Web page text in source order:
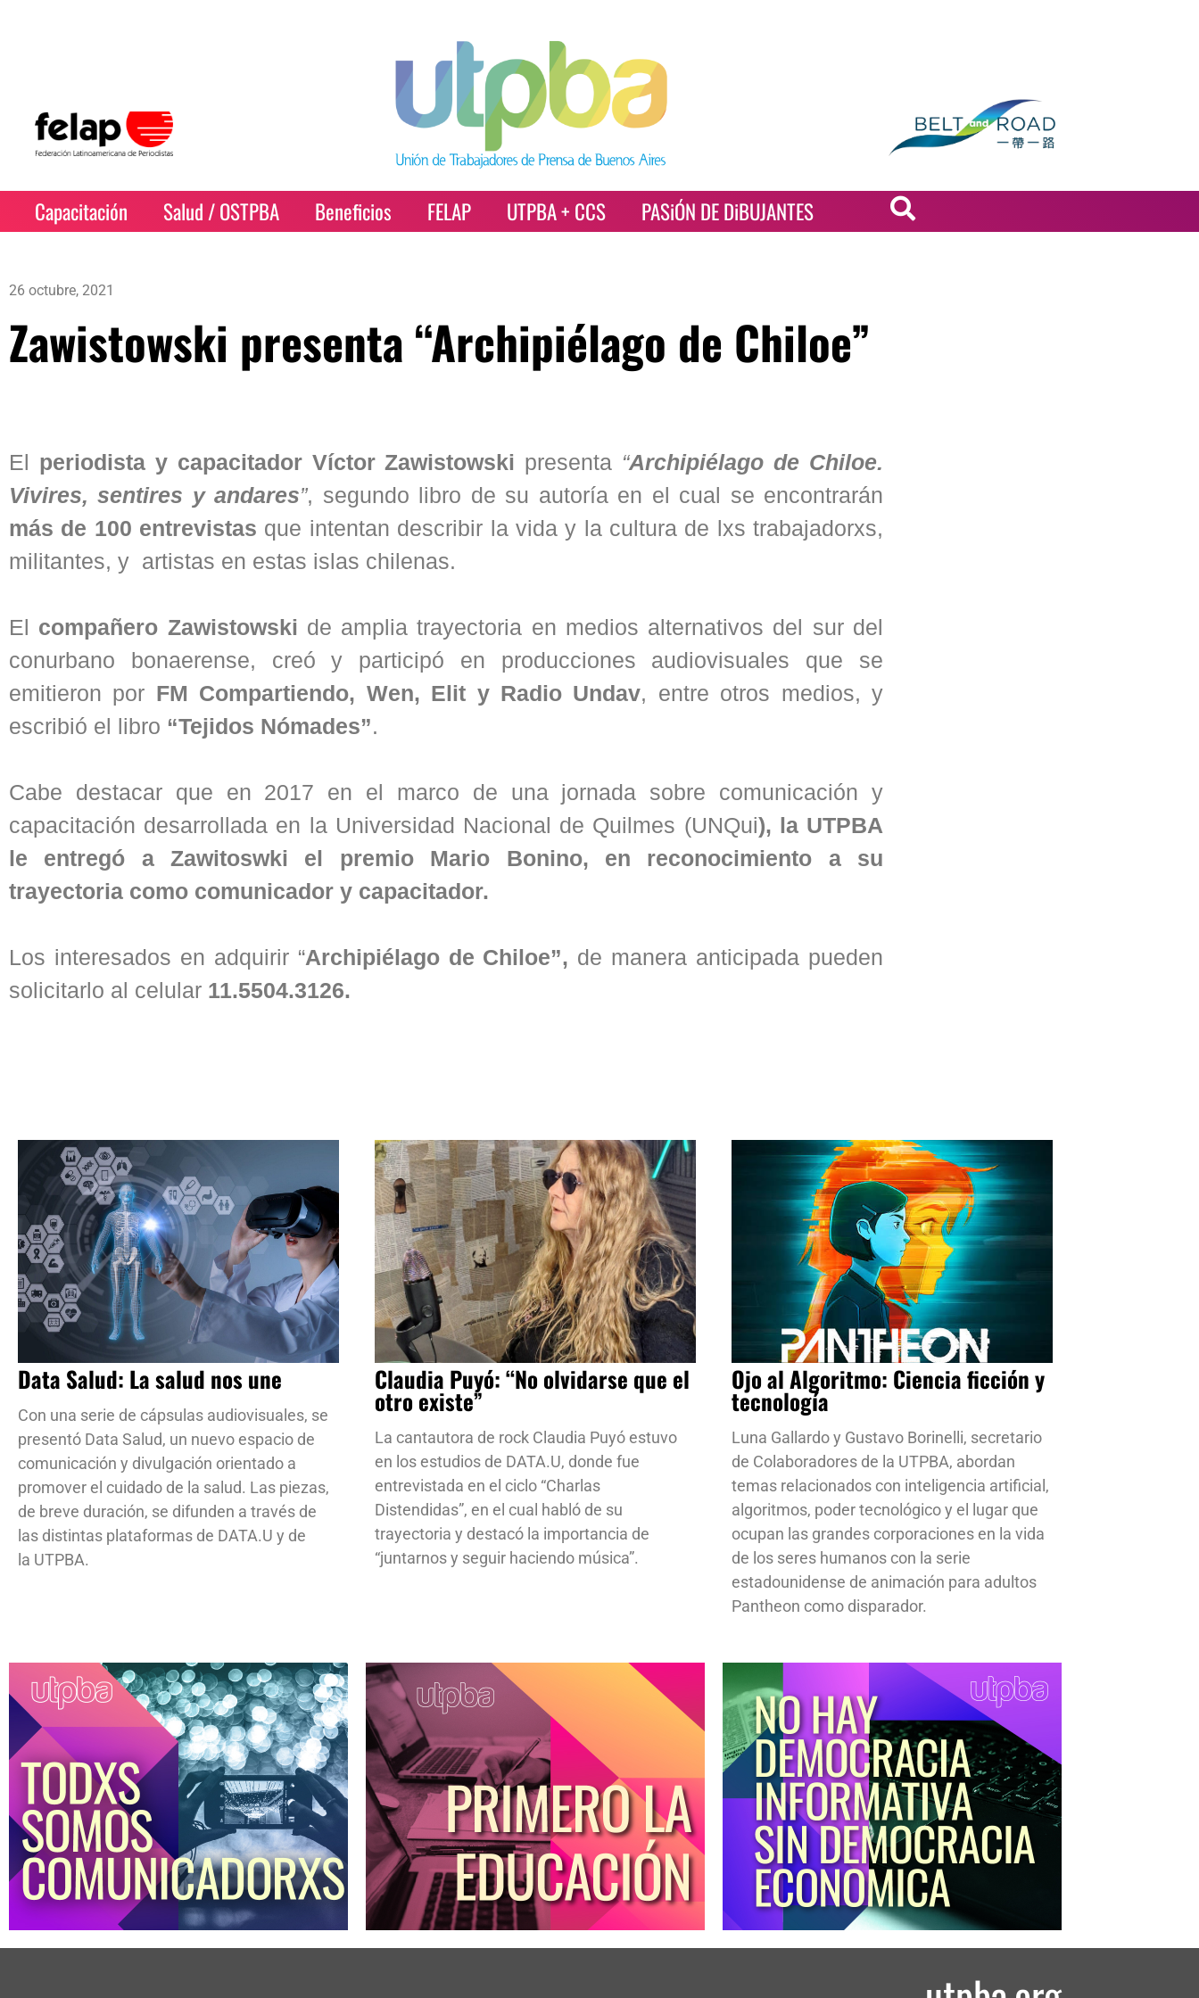
Capacitación Salud / OSTPBA Beneficios FELAP UTPBA + CCS PASiÓN DE DiBUJANTES
26 octubre, 2021
Zawistowski presenta “Archipiélago de Chiloe”
El periodista y capacitador Víctor Zawistowski presenta “Archipiélago de Chiloe.
Vivires, sentires y andares”, segundo libro de su autoría en el cual se encontrarán
más de 100 entrevistas que intentan describir la vida y la cultura de lxs trabajadorxs,
militantes, y artistas en estas islas chilenas.
El compañero Zawistowski de amplia trayectoria en medios alternativos del sur del
conurbano bonaerense, creó y participó en producciones audiovisuales que se
emitieron por FM Compartiendo, Wen, Elit y Radio Undav, entre otros medios, y
escribió el libro “Tejidos Nómades”.
Cabe destacar que en 2017 en el marco de una jornada sobre comunicación y
capacitación desarrollada en la Universidad Nacional de Quilmes (UNQui), la UTPBA
le entregó a Zawitoswki el premio Mario Bonino, en reconocimiento a su
trayectoria como comunicador y capacitador.
Los interesados en adquirir “Archipiélago de Chiloe”, de manera anticipada pueden
solicitarlo al celular 11.5504.3126.
Data Salud: La salud nos une
Con una serie de cápsulas audiovisuales, se
presentó Data Salud, un nuevo espacio de
comunicación y divulgación orientado a
promover el cuidado de la salud. Las piezas,
de breve duración, se difunden a través de
las distintas plataformas de DATA.U y de
la UTPBA.
Claudia Puyó: “No olvidarse que el
otro existe”
La cantautora de rock Claudia Puyó estuvo
en los estudios de DATA.U, donde fue
entrevistada en el ciclo “Charlas
Distendidas”, en el cual habló de su
trayectoria y destacó la importancia de
“juntarnos y seguir haciendo música”.
Ojo al Algoritmo: Ciencia ficción y
tecnología
Luna Gallardo y Gustavo Borinelli, secretario
de Colaboradores de la UTPBA, abordan
temas relacionados con inteligencia artificial,
algoritmos, poder tecnológico y el lugar que
ocupan las grandes corporaciones en la vida
de los seres humanos con la serie
estadounidense de animación para adultos
Pantheon como disparador.